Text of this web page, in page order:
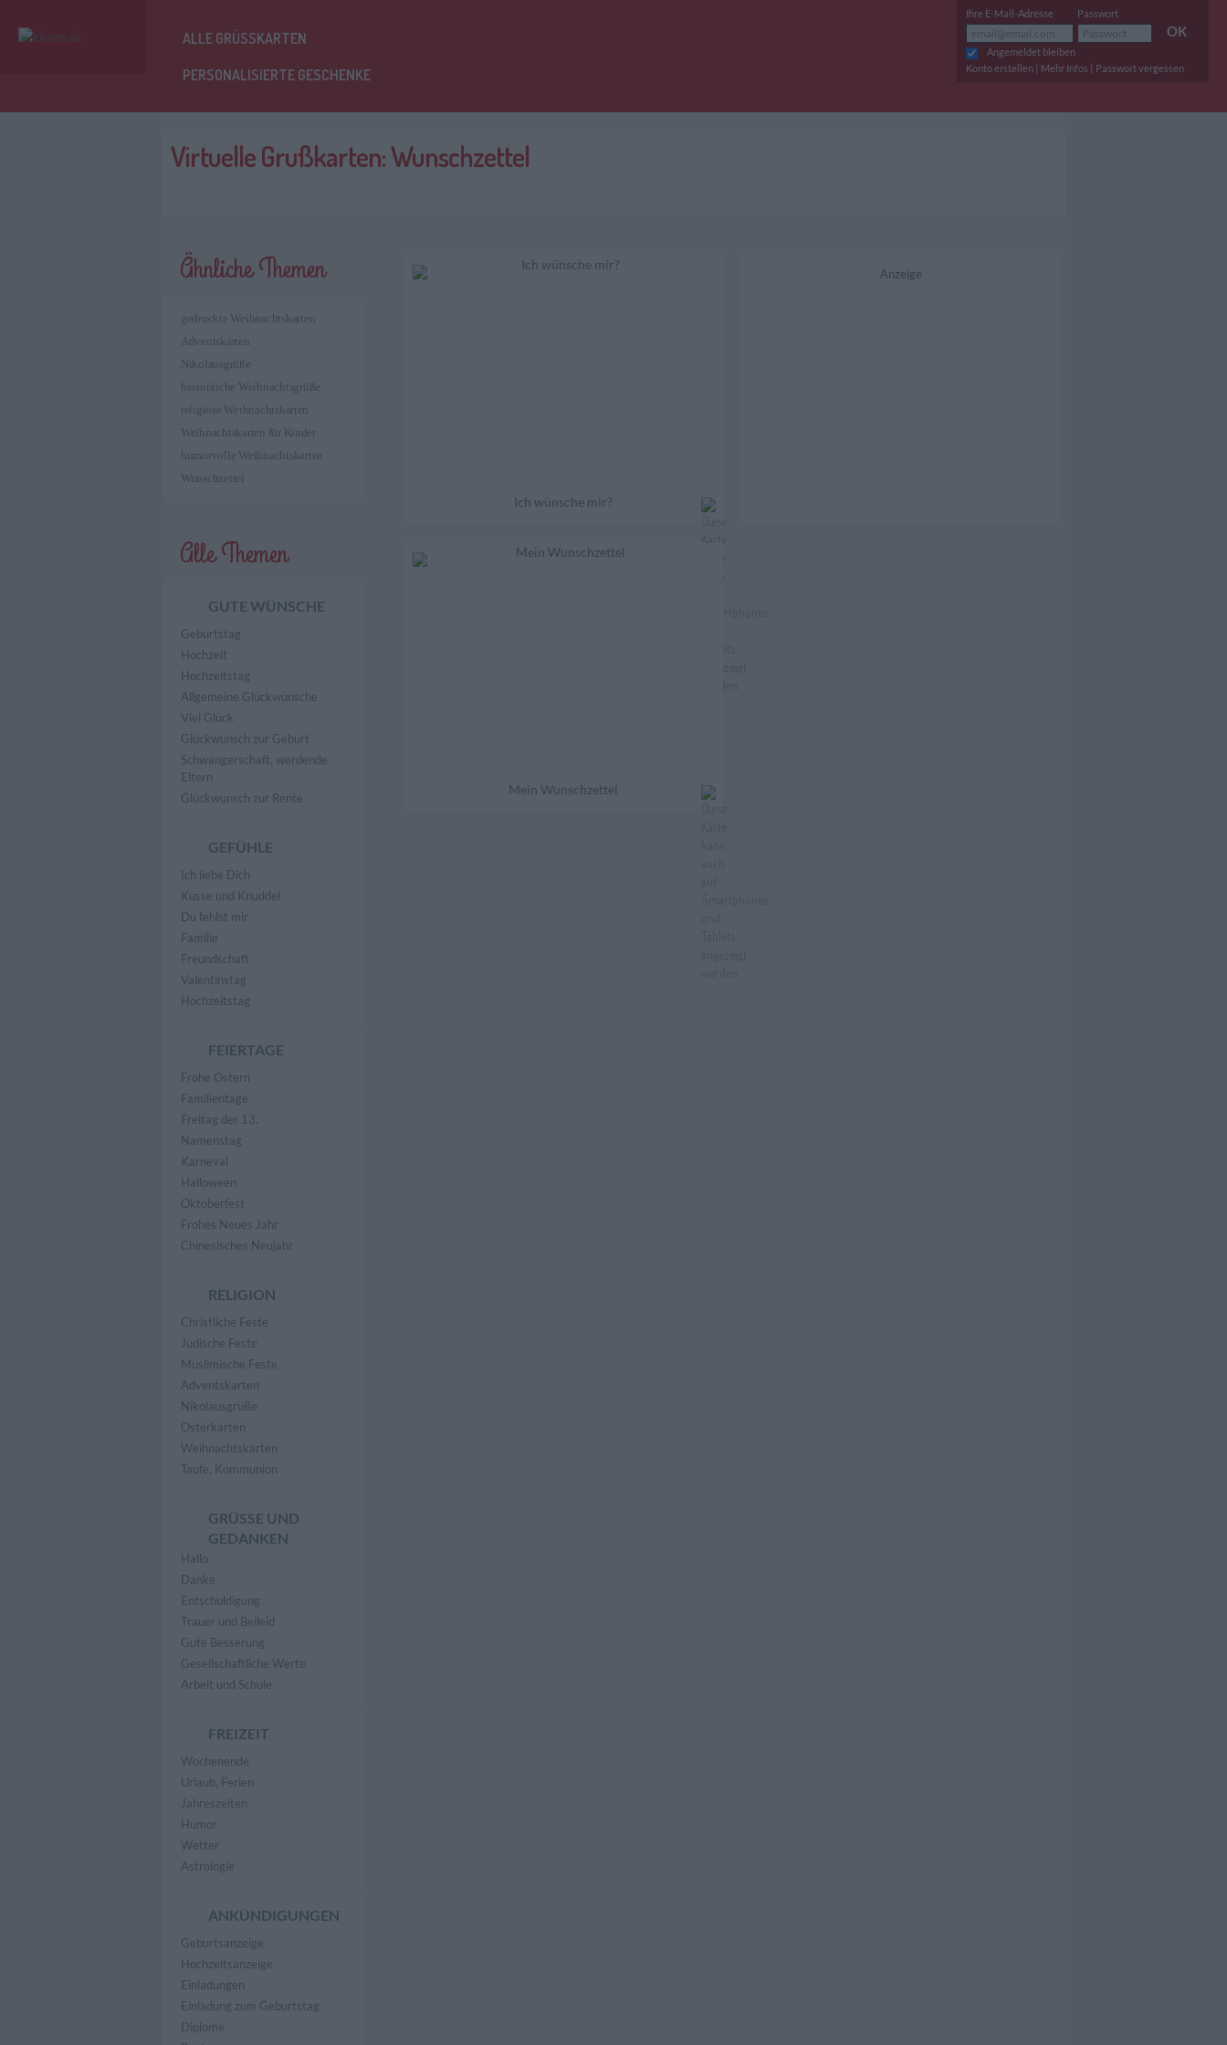
ALLE GRÜSSKARTEN
PERSONALISIERTE GESCHENKE
Ihre E-Mail-Adresse Passwort
OK
Angemeldet bleiben
Konto erstellen | Mehr Infos | Passwort vergessen
Virtuelle Grußkarten: Wunschzettel
Ähnliche Themen
gedruckte Weihnachtskarten
Adventskarten
Nikolausgrüße
besinnliche Weihnachtsgrüße
religiöse Weihnachtskarten
Weihnachtskarten für Kinder
humorvolle Weihnachtskarten
Wunschzettel
Alle Themen
GUTE WÜNSCHE
Geburtstag
Hochzeit
Hochzeitstag
Allgemeine Glückwünsche
Viel Glück
Glückwunsch zur Geburt
Schwangerschaft, werdende
Eltern
Glückwunsch zur Rente
GEFÜHLE
Ich liebe Dich
Küsse und Knuddel
Du fehlst mir
Familie
Freundschaft
Valentinstag
Hochzeitstag
FEIERTAGE
Frohe Ostern
Familientage
Freitag der 13.
Namenstag
Karneval
Halloween
Oktoberfest
Frohes Neues Jahr
Chinesisches Neujahr
RELIGION
Christliche Feste
Jüdische Feste
Muslimische Feste
Adventskarten
Nikolausgrüße
Osterkarten
Weihnachtskarten
Taufe, Kommunion
GRÜSSE UND G
EDANKEN
Hallo
Danke
Entschuldigung
Trauer und Beileid
Gute Besserung
Gesellschaftliche Werte
Arbeit und Schule
FREIZEIT
Wochenende
Urlaub, Ferien
Jahreszeiten
Humor
Wetter
Astrologie
ANKÜNDIGUNGEN
Geburtsanzeige
Hochzeitsanzeige
Einladungen
Einladung zum Geburtstag
Diplome
Ich wünsche mir?
Anzeige
Mein Wunschzettel